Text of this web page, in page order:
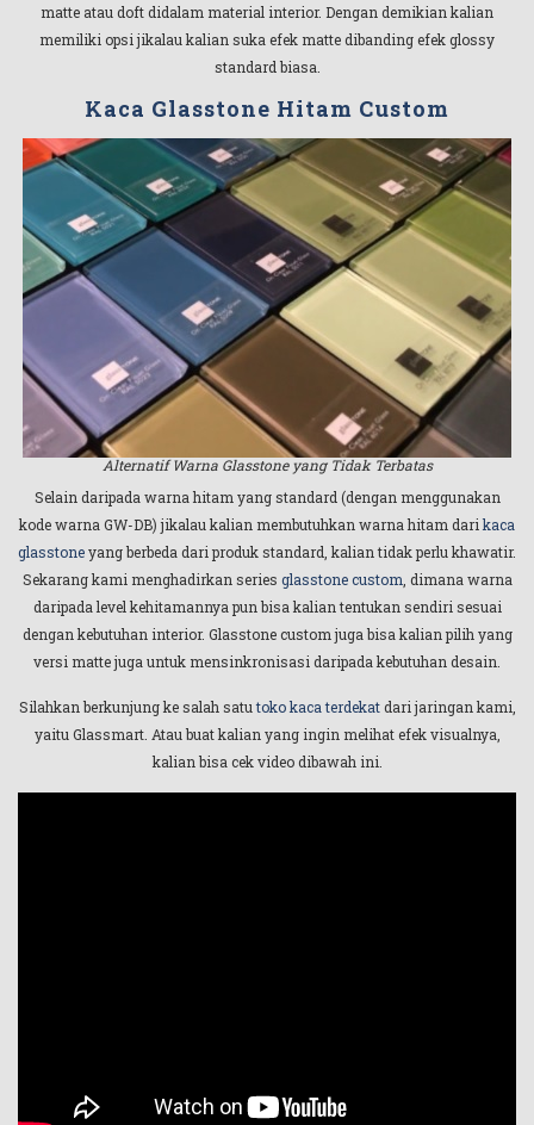
matte atau doft didalam material interior. Dengan demikian kalian
memiliki opsi jikalau kalian suka efek matte dibanding efek glossy
standard biasa.
Kaca Glasstone Hitam Custom
Alternatif Warna Glasstone yang Tidak Terbatas
Selain daripada warna hitam yang standard (dengan menggunakan
kode warna GW-DB) jikalau kalian membutuhkan warna hitam dari kaca
glasstoneyang berbeda dari produk standard, kalian tidak perlu khawatir.
Sekarang kami menghadirkan series glasstone custom , dimana warna
daripada level kehitamannya pun bisa kalian tentukan sendiri sesuai
dengan kebutuhan interior. Glasstone custom juga bisa kalian pilih yang
versi matte juga untuk mensinkronisasi daripada kebutuhan desain.
Silahkan berkunjung ke salah satutoko kaca terdekatdari jaringan kami,
yaitu Glassmart. Atau buat kalian yang ingin melihat efek visualnya,
kalian bisa cek video dibawah ini.